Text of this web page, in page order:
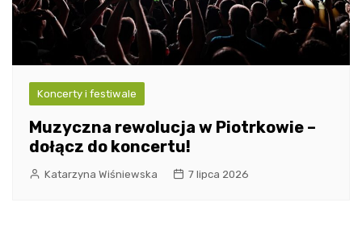
Koncerty i festiwale
Muzyczna rewolucja w Piotrkowie –
dołącz do koncertu!
Katarzyna Wiśniewska 7 lipca 2026